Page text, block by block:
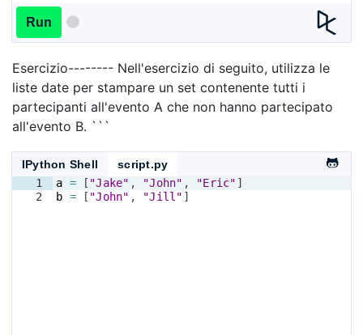
Run
Esercizio-------- Nell'esercizio di seguito, utilizza le
liste date per stampare un set contenente tutti i
partecipanti all'evento A che non hanno partecipato
all'evento B. ```
IPython Shell
script.py
1
2
a = [ "Jake" , "John" , "Eric" ]
b = [ "John" , "Jill" ]